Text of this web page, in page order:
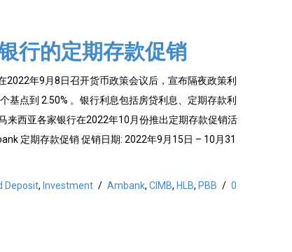
行的定期存款促销
2022年9月8日召开货币政策会议后，宣布隔夜政策利
基点到 2.50% 。银行利息包括房贷利息、定期存款利
来西亚各家银行在2022年10月份推出定期存款促销活
定期存款促销 促销日期: 2022年9月15日 – 10月31
Deposit, Investment / Ambank, CIMB, HLB, PBB / 0